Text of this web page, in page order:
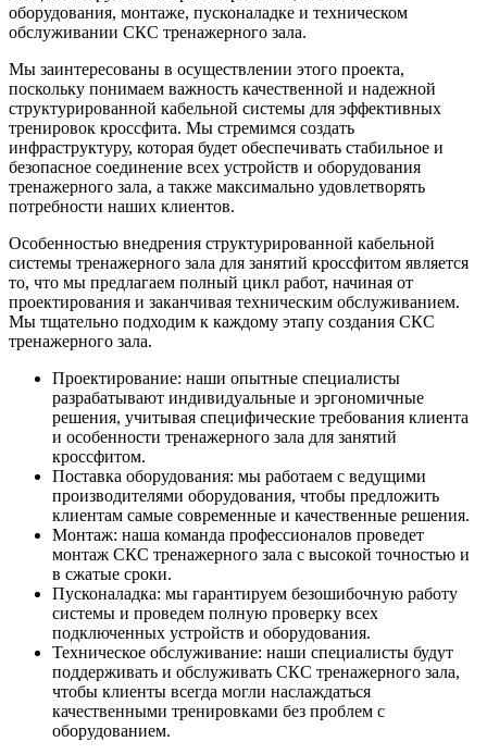
оборудования, монтаже, пусконаладке и техническом
обслуживании СКС тренажерного зала.
Мы заинтересованы в осуществлении этого проекта,
поскольку понимаем важность качественной и надежной
структурированной кабельной системы для эффективных
тренировок кроссфита. Мы стремимся создать
инфраструктуру, которая будет обеспечивать стабильное и
безопасное соединение всех устройств и оборудования
тренажерного зала, а также максимально удовлетворять
потребности наших клиентов.
Особенностью внедрения структурированной кабельной
системы тренажерного зала для занятий кроссфитом является
то, что мы предлагаем полный цикл работ, начиная от
проектирования и заканчивая техническим обслуживанием.
Мы тщательно подходим к каждому этапу создания СКС
тренажерного зала.
Проектирование: наши опытные специалисты
разрабатывают индивидуальные и эргономичные
решения, учитывая специфические требования клиента
и особенности тренажерного зала для занятий
кроссфитом.
Поставка оборудования: мы работаем с ведущими
производителями оборудования, чтобы предложить
клиентам самые современные и качественные решения.
Монтаж: наша команда профессионалов проведет
монтаж СКС тренажерного зала с высокой точностью и
в сжатые сроки.
Пусконаладка: мы гарантируем безошибочную работу
системы и проведем полную проверку всех
подключенных устройств и оборудования.
Техническое обслуживание: наши специалисты будут
поддерживать и обслуживать СКС тренажерного зала,
чтобы клиенты всегда могли наслаждаться
качественными тренировками без проблем с
оборудованием.